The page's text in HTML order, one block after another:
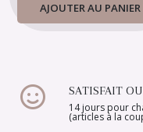
AJOUTER AU PANIER
SATISFAIT
14 jours pour
(articles à la